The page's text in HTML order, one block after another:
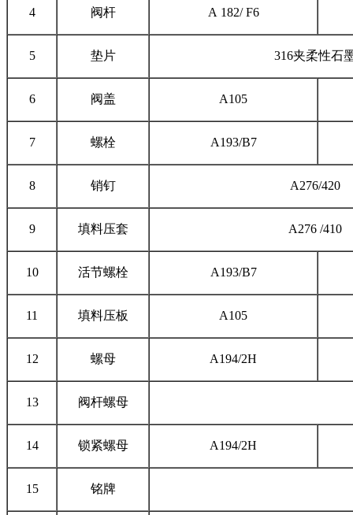
4 阀杆 A 182/ F6
5 垫片 316夹柔性石
6 阀盖 A105
7 螺栓 A193/B7
8 销钉 A276/420
9 填料压套 A276 /410
10 活节螺栓 A193/B7
11 填料压板 A105
12 螺母 A194/2H
13 阀杆螺母
14 锁紧螺母 A194/2H
15 铭牌